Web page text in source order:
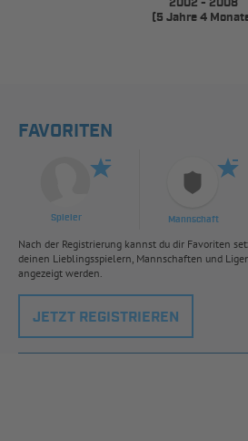
2002 - 2008
(5 Jahre 4
FAVORITEN
Spieler Mannschaft
Nach der Registrierung kannst du dir Favoriten
deinen Lieblingsspielern, Mannschaften und
angezeigt werden.
JETZT REGISTRIEREN